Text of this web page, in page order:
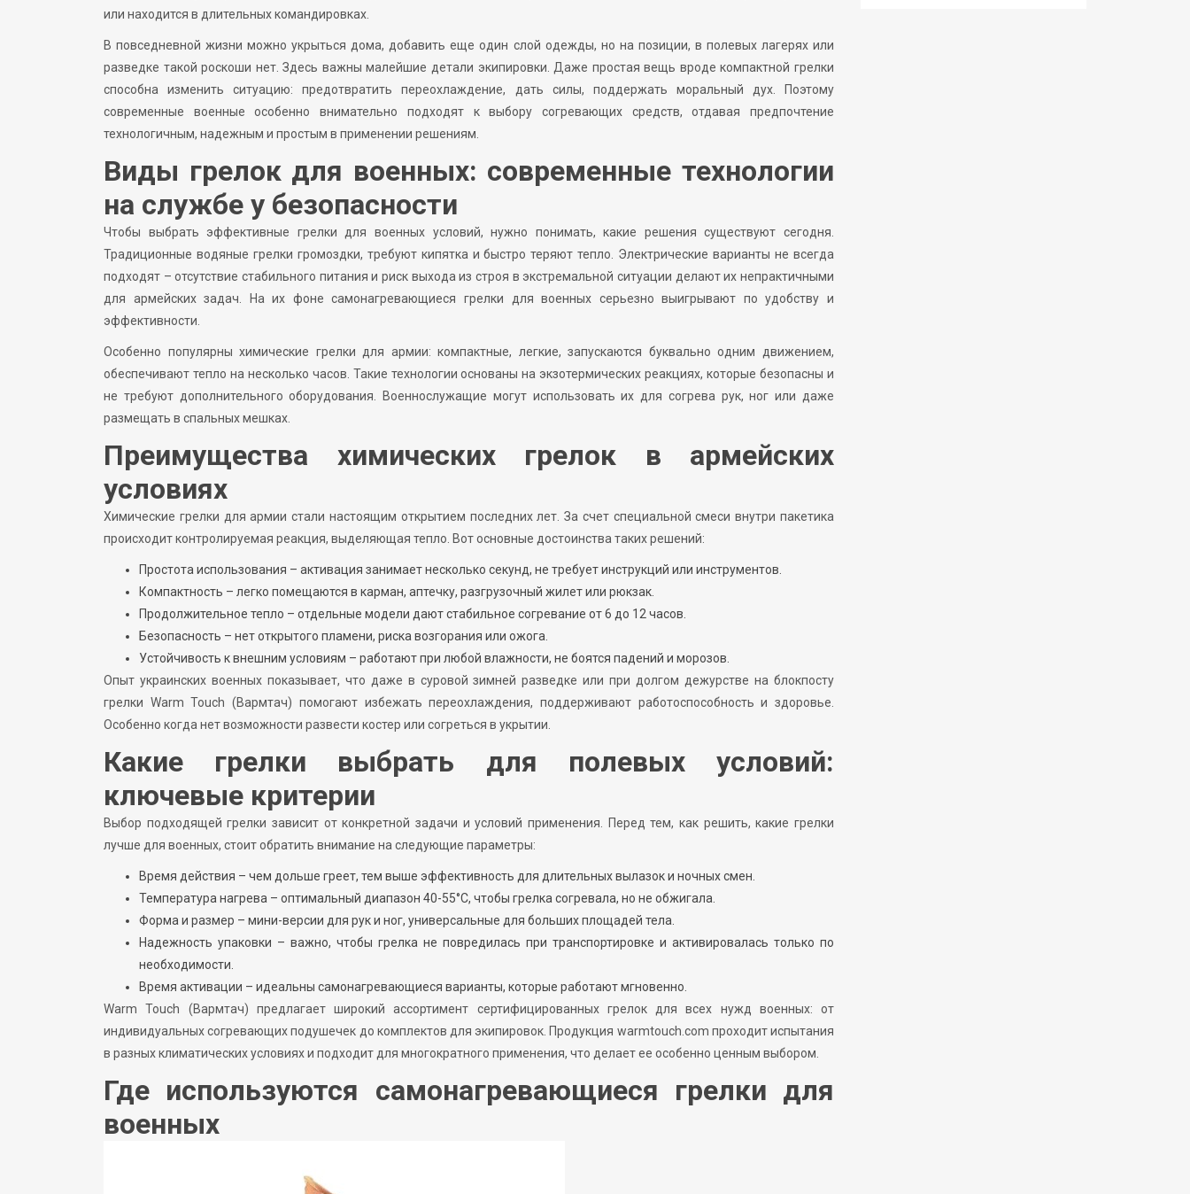
или находится в длительных командировках.
В повседневной жизни можно укрыться дома, добавить еще один слой одежды, но на позиции, в полевых лагерях или
разведке такой роскоши нет. Здесь важны малейшие детали экипировки. Даже простая вещь вроде компактной грелки
способна изменить ситуацию: предотвратить переохлаждение, дать силы, поддержать моральный дух. Поэтому
современные военные особенно внимательно подходят к выбору согревающих средств, отдавая предпочтение
технологичным, надежным и простым в применении решениям.
Виды грелок для военных: современные технологии
на службе у безопасности
Чтобы выбрать эффективные грелки для военных условий, нужно понимать, какие решения существуют сегодня.
Традиционные водяные грелки громоздки, требуют кипятка и быстро теряют тепло. Электрические варианты не всегда
подходят – отсутствие стабильного питания и риск выхода из строя в экстремальной ситуации делают их непрактичными
для армейских задач. На их фоне самонагревающиеся грелки для военных серьезно выигрывают по удобству и
эффективности.
Особенно популярны химические грелки для армии: компактные, легкие, запускаются буквально одним движением,
обеспечивают тепло на несколько часов. Такие технологии основаны на экзотермических реакциях, которые безопасны и
не требуют дополнительного оборудования. Военнослужащие могут использовать их для согрева рук, ног или даже
размещать в спальных мешках.
Преимущества химических грелок в армейских
условиях
Химические грелки для армии стали настоящим открытием последних лет. За счет специальной смеси внутри пакетика
происходит контролируемая реакция, выделяющая тепло. Вот основные достоинства таких решений:
Простота использования – активация занимает несколько секунд, не требует инструкций или инструментов.
Компактность – легко помещаются в карман, аптечку, разгрузочный жилет или рюкзак.
Продолжительное тепло – отдельные модели дают стабильное согревание от 6 до 12 часов.
Безопасность – нет открытого пламени, риска возгорания или ожога.
Устойчивость к внешним условиям – работают при любой влажности, не боятся падений и морозов.
Опыт украинских военных показывает, что даже в суровой зимней разведке или при долгом дежурстве на блокпосту
грелки Warm Touch (Вармтач) помогают избежать переохлаждения, поддерживают работоспособность и здоровье.
Особенно когда нет возможности развести костер или согреться в укрытии.
Какие грелки выбрать для полевых условий:
ключевые критерии
Выбор подходящей грелки зависит от конкретной задачи и условий применения. Перед тем, как решить, какие грелки
лучше для военных, стоит обратить внимание на следующие параметры:
Время действия – чем дольше греет, тем выше эффективность для длительных вылазок и ночных смен.
Температура нагрева – оптимальный диапазон 40-55°C, чтобы грелка согревала, но не обжигала.
Форма и размер – мини-версии для рук и ног, универсальные для больших площадей тела.
Надежность упаковки – важно, чтобы грелка не повредилась при транспортировке и активировалась только по
необходимости.
Время активации – идеальны самонагревающиеся варианты, которые работают мгновенно.
Warm Touch (Вармтач) предлагает широкий ассортимент сертифицированных грелок для всех нужд военных: от
индивидуальных согревающих подушечек до комплектов для экипировок. Продукция warmtouch.com проходит испытания
в разных климатических условиях и подходит для многократного применения, что делает ее особенно ценным выбором.
Где используются самонагревающиеся грелки для
военных